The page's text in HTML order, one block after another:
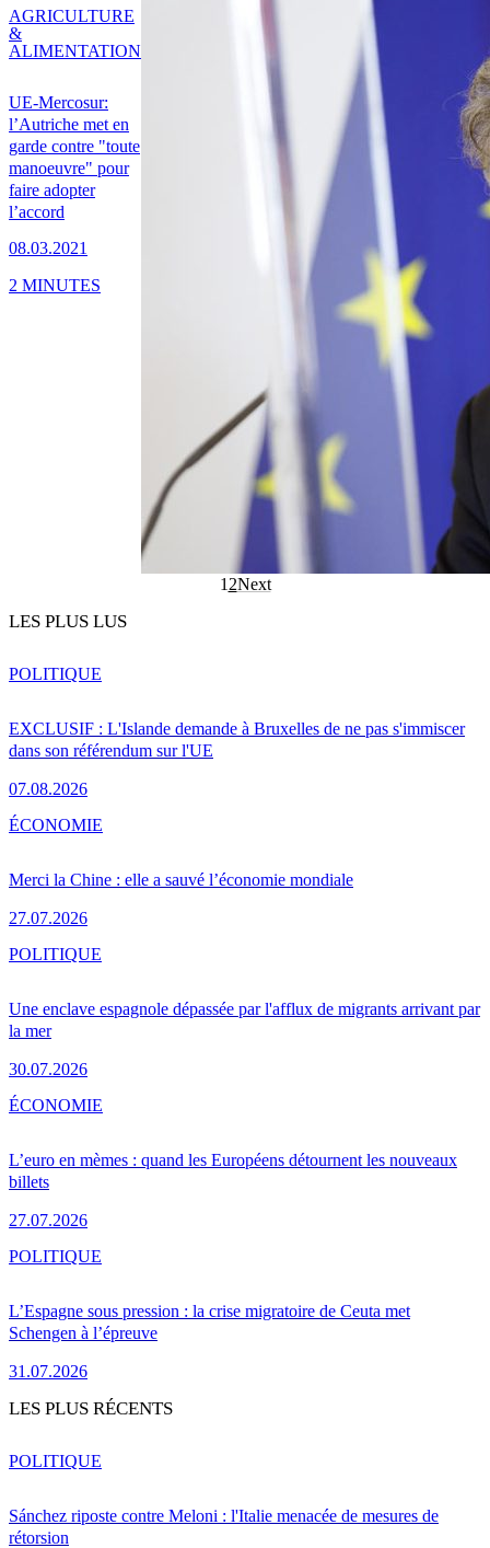
UE-Mercosur:
l’Autriche met en
garde contre "toute
manoeuvre" pour
faire adopter
l’accord
08.03.2021
AGRICULTURE
&
ALIMENTATION
2 MINUTES
1 2Next
LES PLUS LUS
EXCLUSIF : L'Islande demande à Bruxelles de ne pas s'immiscer
dans son référendum sur l'UE
07.08.2026
POLITIQUE
Merci la Chine : elle a sauvé l’économie mondiale
27.07.2026
ÉCONOMIE
Une enclave espagnole dépassée par l'afflux de migrants arrivant par
la mer
30.07.2026
POLITIQUE
L’euro en mèmes : quand les Européens détournent les nouveaux
billets
27.07.2026
ÉCONOMIE
L’Espagne sous pression : la crise migratoire de Ceuta met
Schengen à l’épreuve
31.07.2026
POLITIQUE
LES PLUS RÉCENTS
Sánchez riposte contre Meloni : l'Italie menacée de mesures de
rétorsion
POLITIQUE